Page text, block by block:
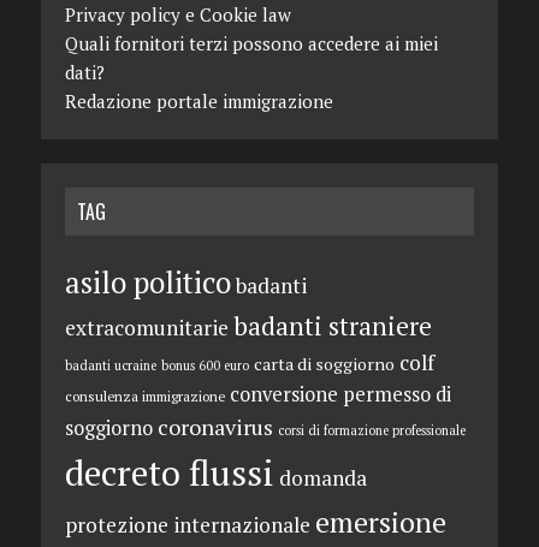
Privacy policy e Cookie law
Quali fornitori terzi possono accedere ai miei
dati?
Redazione portale immigrazione
TAG
asilo politicobadanti
extracomunitarie badanti straniere
badanti ucraine bonus 600 euro carta di soggiorno colf
consulenza immigrazione conversione permesso di
soggiorno coronavirus corsi di formazione professionale
decreto flussi domanda
protezione internazionale emersione